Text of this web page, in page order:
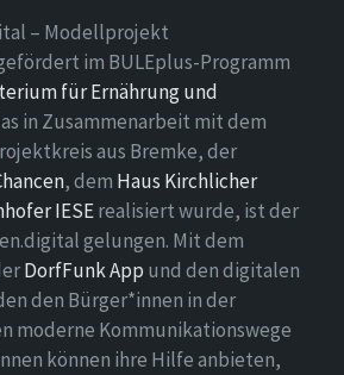
– Modellprojekt
im BULEplus-Programm
für Ernährung und
in Zusammenarbeit mit dem
aus Bremke, der
, dem Haus Kirchlicher
IESErealisiert wurde, ist der
gelungen. Mit dem
DorfFunk App und den digitalen
den Bürger*innen in der
moderne Kommunikationswege
können ihre Hilfe anbieten,